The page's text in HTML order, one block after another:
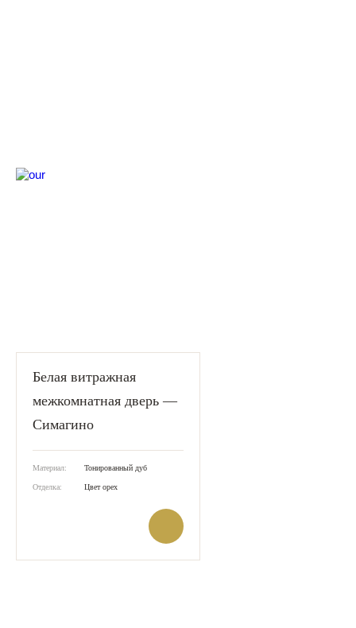
Белая витражная
межкомнатная дверь —
Симагино
Материал: Тонированный дуб
Отделка: Цвет орех